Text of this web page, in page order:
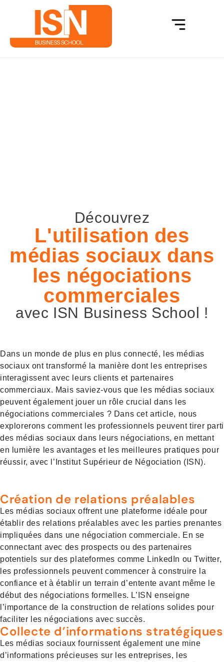
Découvrez
L'utilisation des
médias sociaux dans
les négociations
commerciales
avec ISN Business School !
Dans un monde de plus en plus connecté, les médias
sociaux ont transformé la manière dont les entreprises
interagissent avec leurs clients et partenaires
commerciaux. Mais saviez-vous que les médias sociaux
peuvent également jouer un rôle crucial dans les
négociations commerciales ? Dans cet article, nous
explorerons comment les professionnels peuvent tirer parti
des médias sociaux dans leurs négociations, en mettant
en lumière les avantages et les meilleures pratiques pour
réussir, avec l’Institut Supérieur de Négociation (ISN).
Création de relations préalables
Les médias sociaux offrent une plateforme idéale pour
établir des relations préalables avec les parties prenantes
impliquées dans une négociation commerciale. En se
connectant avec des prospects ou des partenaires
potentiels sur des plateformes comme LinkedIn ou Twitter,
les professionnels peuvent commencer à construire la
confiance et à établir un terrain d’entente avant même le
début des négociations formelles. L’ISN enseigne
l’importance de la construction de relations solides pour
faciliter les négociations avec succès.
Collecte d’informations stratégiques
Les médias sociaux fournissent également une mine
d’informations précieuses sur les entreprises, les